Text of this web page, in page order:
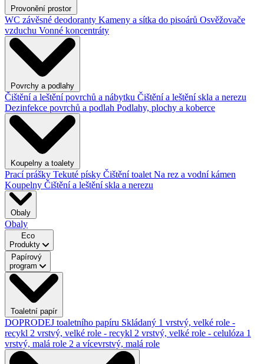
Provonění prostor
WC závěsné deodoranty Kameny a sítka do pisoárů Osvěžovače
vzduchu Vonné koncentráty
Povrchy a podlahy
Čištění a leštění povrchů a nábytku Čištění a leštění skla a nerezu
Dezinfekce povrchů a podlah Podlahy, plochy a koberce
Koupelny a toalety
Prací prášky Tekuté písky Čištění toalet Na rez a vodní kámen
Koupelny Čištění a leštění skla a nerezu
Obaly
Obaly
Eco
Produkty
Papírový
program
Toaletní papír
DOPRODEJ toaletního papíru Skládaný 1 vrstvý, velké role -
recykl 2 vrstvý, velké role - recykl 2 vrstvý, velké role - celulóza 1
vrstvý, malá role 2 a vícevrstvý, malá role